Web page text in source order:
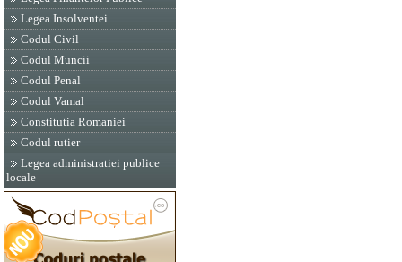
Legea Insolventei
Codul Civil
Codul Muncii
Codul Penal
Codul Vamal
Constitutia Romaniei
Codul rutier
Legea administratiei publice
locale